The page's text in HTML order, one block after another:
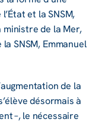
et la SNSM,
ministre de la Mer,
SNSM, Emma­nuel
de la
désor­mais à
–, le néces­saire